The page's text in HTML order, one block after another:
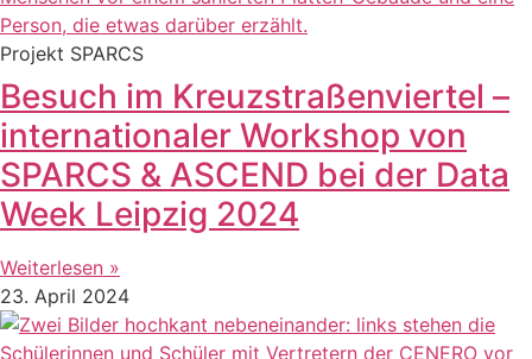
Projekt SPARCS
Besuch im Kreuzstraßenviertel –
internationaler Workshop von
SPARCS & ASCEND bei der Data
Week Leipzig 2024
Weiterlesen »
23. April 2024